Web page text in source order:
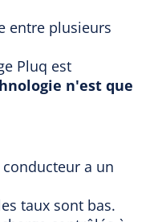
entre plusieurs
Pluq est
n'est que
a un
taux sont bas.